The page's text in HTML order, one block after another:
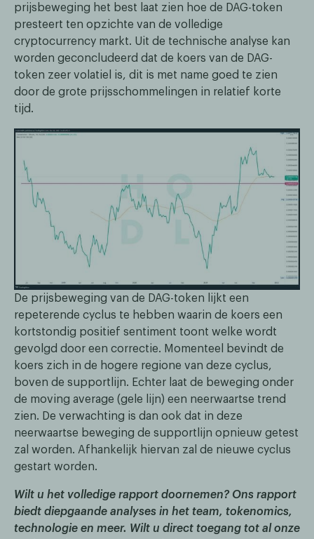
prijsbeweging het best laat zien hoe de DAG-token
presteert ten opzichte van de volledige
cryptocurrency markt. Uit de technische analyse kan
worden geconcludeerd dat de koers van de DAG-
token zeer volatiel is, dit is met name goed te zien
door de grote prijsschommelingen in relatief korte
tijd.
De prijsbeweging van de DAG-token lijkt een
repeterende cyclus te hebben waarin de koers een
kortstondig positief sentiment toont welke wordt
gevolgd door een correctie. Momenteel bevindt de
koers zich in de hogere regione van deze cyclus,
boven de supportlijn. Echter laat de beweging onder
de moving average (gele lijn) een neerwaartse trend
zien. De verwachting is dan ook dat in deze
neerwaartse beweging de supportlijn opnieuw getest
zal worden. Afhankelijk hiervan zal de nieuwe cyclus
gestart worden.
Wilt u het volledige rapport doornemen? Ons rapport
biedt diepgaande analyses in het team, tokenomics,
technologie en meer. Wilt u direct toegang tot al onze